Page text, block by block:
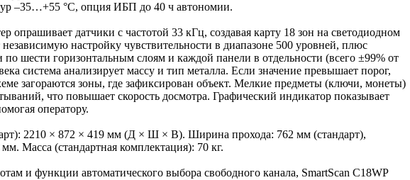
–35…+55 °C, опция ИБП до 40 ч автономии.
опрашивает датчики с частотой 33 кГц, создавая карту 18 зон на светодиодном
настройку чувствительности в диапазоне 500 уровней, плюс
по шести горизонтальным слоям и каждой панели в отдельности (всего ±99% от
система анализирует массу и тип металла. Если значение превышает порог,
загораются зоны, где зафиксирован объект. Мелкие предметы (ключи, монеты)
что повышает скорость досмотра. Графический индикатор показывает
оператору.
2210 × 872 × 419 мм (Д × Ш × В). Ширина прохода: 762 мм (стандарт),
Масса (стандартная комплектация): 70 кг.
и функции автоматического выбора свободного канала, SmartScan C18WP